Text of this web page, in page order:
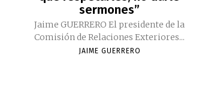
sermones”
Jaime GUERRERO El presidente de la
Comisión de Relaciones Exteriores...
JAIME GUERRERO